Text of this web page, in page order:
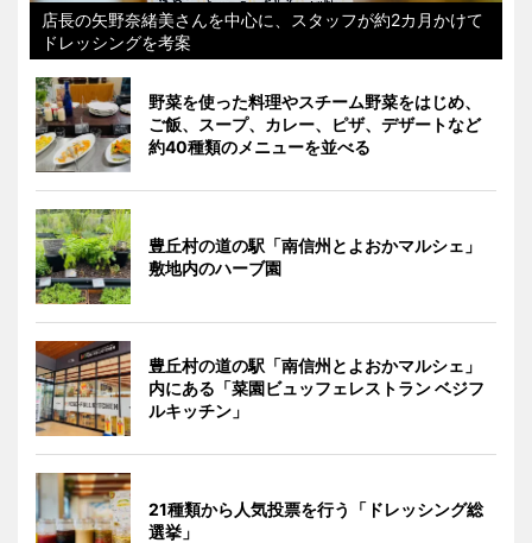
店長の矢野奈緒美さんを中心に、スタッフが約2カ月かけて
ドレッシングを考案
野菜を使った料理やスチーム野菜をはじめ、
ご飯、スープ、カレー、ピザ、デザートなど
約40種類のメニューを並べる
豊丘村の道の駅「南信州とよおかマルシェ」
敷地内のハーブ園
豊丘村の道の駅「南信州とよおかマルシェ」
内にある「菜園ビュッフェレストラン ベジフ
ルキッチン」
21種類から人気投票を行う「ドレッシング総
選挙」